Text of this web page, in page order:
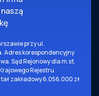
przy ul.
Adres korespondencyjny
Sąd Rejonowy dla m.st.
Rejestru
zakładowy 6.056.000 zł